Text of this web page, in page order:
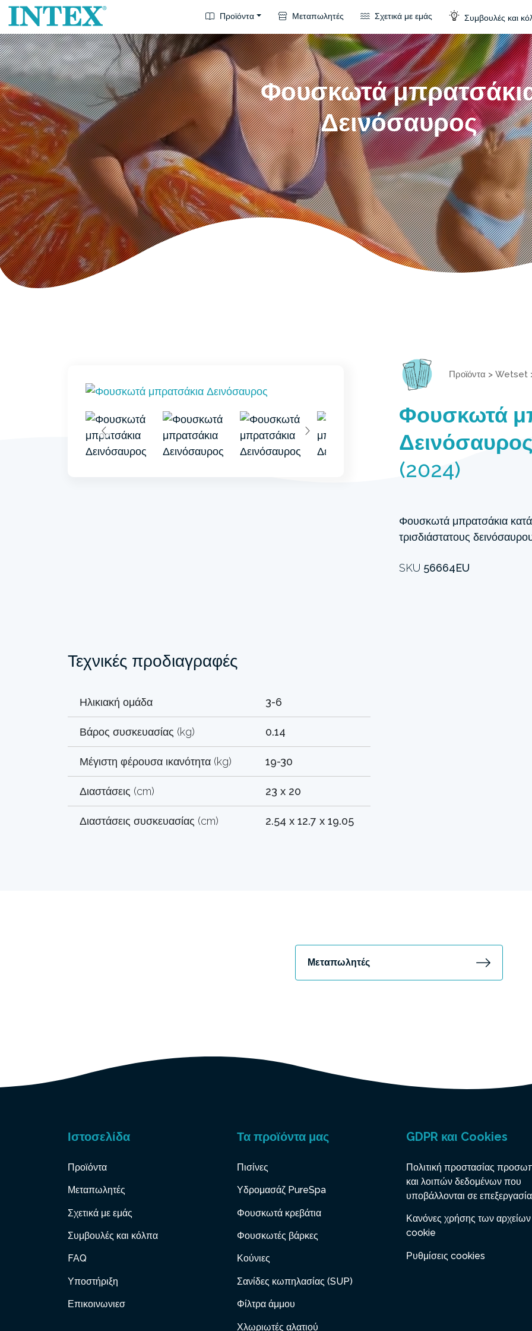
Προϊόντα Μεταπωλητές Σχετικά με εμάς Συμβουλές και
Φουσκωτά
Δεινόσαυρος
Προϊόντα > Wetset
Φουσκωτά
(2024)
Φουσκωτά μπρατσάκια
τρισδιάστατους
SKU 56664EU
Τεχνικές προδιαγραφές
Ηλικιακή ομάδα 3-6
Βάρος συσκευασίας (kg) 0.14
Μέγιστη φέρουσα ικανότητα (kg) 19-30
Διαστάσεις (cm) 23 x 20
Διαστάσεις συσκευασίας (cm) 2.54 x 12.7 x 19.05
Μεταπωλητές
Ιστοσελίδα
Προϊόντα
Μεταπωλητές
Σχετικά με εμάς
Συμβουλές και κόλπα
FAQ
Υποστήριξη
Επικοινωνιεσ
Τα προϊόντα μας
Πισίνες
Υδρομασάζ PureSpa
Φουσκωτά κρεβάτια
Φουσκωτές βάρκες
Κούνιες
Σανίδες κωπηλασίας (SUP)
Φίλτρα άμμου
Χλωριωτές αλατιού
GDPR και Cookies
Πολιτική προστασίας
και λοιπών δεδομένων που
υποβάλλονται σε επεξεργασία
Κανόνες χρήσης των αρχείων
cookie
Ρυθμίσεις cookies